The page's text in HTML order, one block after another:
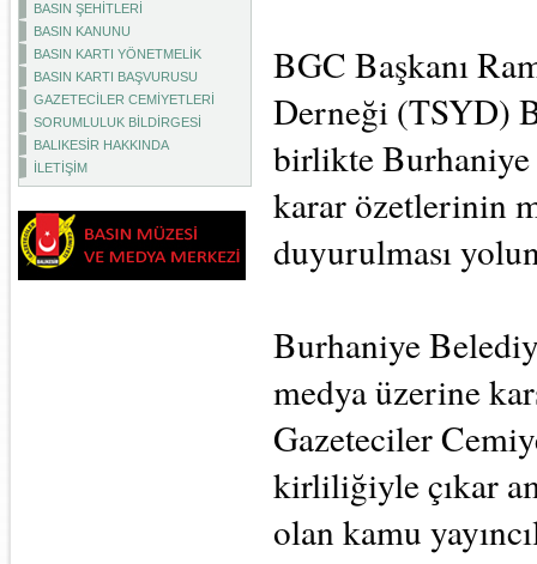
BASIN ŞEHİTLERİ
BASIN KANUNU
BASIN KARTI YÖNETMELİK
BASIN KARTI BAŞVURUSU
GAZETECİLER CEMİYETLERİ
SORUMLULUK BİLDİRGESİ
BALIKESİR HAKKINDA
İLETİŞİM
BGC Başkanı
Derneği (TSYD)
birlikte
karar özetlerinin
duyurulması
Burhaniye
medya üzerine
Gazeteciler
kirliliğiyle çıkar
olan kamu